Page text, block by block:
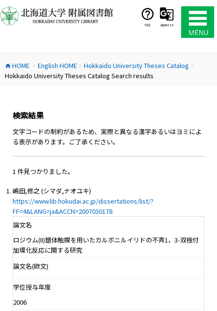
ン
テ
ス
キ
FAQ Japanese
home HOME chevron_right English HOMEchevron_right Hokkaido University Theses Catalog chevron_right
Hokkaido University Theses Catalog Search results
検索結果
文字コードの制約があるため、実際と異なる漢字あるいはヨミによ
る表示があります。ご了承ください。
1 件見つかりました。
嶋田,修之 (シマダ,ナオユキ)
https://www.lib.hokudai.ac.jp/dissertations/list/?
FF=4&LANG=ja&ACCN=2007030178
論文名
ロジウム(II)錯体触媒を用いたカルボニルイリドの不斉1，3-双極付
加環化反応に関する研究
論文名(欧文)
学位授与年度
2006